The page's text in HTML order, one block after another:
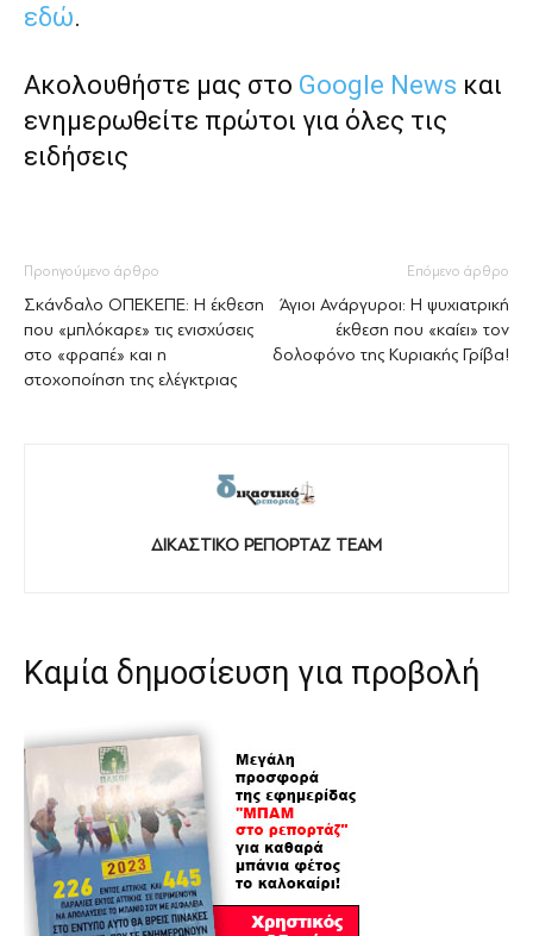
εδώ.
Ακολουθήστε μας στο Google News και
ενημερωθείτε πρώτοι για όλες τις
ειδήσεις
Προηγούμενο άρθρο
Σκάνδαλο ΟΠΕΚΕΠΕ: H έκθεση
που «μπλόκαρε» τις ενισχύσεις
στο «φραπέ» και η
στοχοποίηση της ελέγκτριας
Επόμενο άρθρο
Άγιοι Ανάργυροι: Η ψυχιατρική
έκθεση που «καίει» τον
δολοφόνο της Κυριακής Γρίβα!
ΔΙΚΑΣΤΙΚΟ ΡΕΠΟΡΤΑΖ TEAM
Καμία δημοσίευση για προβολή